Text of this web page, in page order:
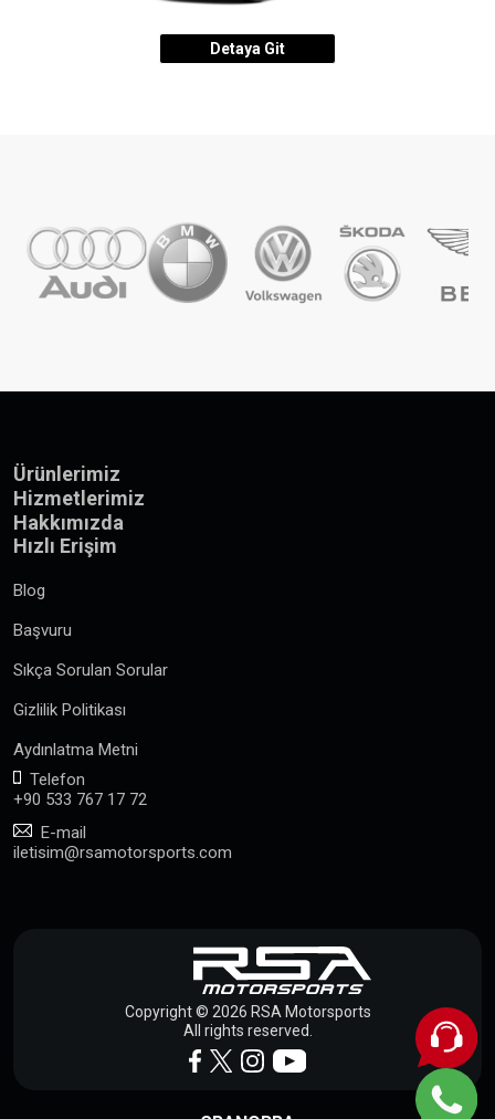
Detaya Git
Ürünlerimiz
Hizmetlerimiz
Hakkımızda
Hızlı Erişim
Blog
Başvuru
Sıkça Sorulan Sorular
Gizlilik Politikası
Aydınlatma Metni
Telefon
+90 533 767 17 72
E-mail
iletisim@rsamotorsports.com
Copyright © 2026 RSA Motorsports
All rights reserved.